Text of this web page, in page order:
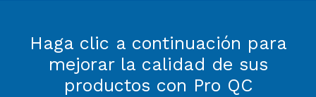
Haga clic a continuación para
mejorar la calidad de sus
productos con Pro QC